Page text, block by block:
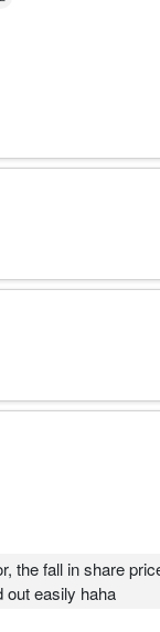
the fall in share
out easily haha